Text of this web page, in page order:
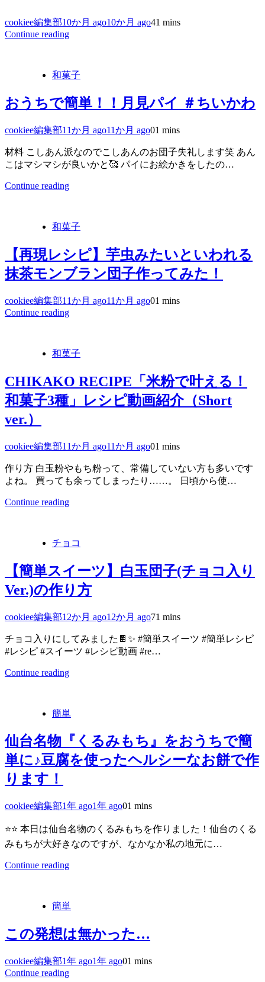
cookiee編集部10か月 ago10か月 ago41 mins
Continue reading
和菓子
おうちで簡単！！月見パイ ＃ちいかわ
cookiee編集部11か月 ago11か月 ago01 mins
材料 こしあん派なのでこしあんのお団子失礼します笑 あん
こはマシマシが良いかと🥰 パイにお絵かきをしたの…
Continue reading
和菓子
【再現レシピ】芋虫みたいといわれる
抹茶モンブラン団子作ってみた！
cookiee編集部11か月 ago11か月 ago01 mins
Continue reading
和菓子
CHIKAKO RECIPE「米粉で叶える！
和菓子3種」レシピ動画紹介（Short
ver.）
cookiee編集部11か月 ago11か月 ago01 mins
作り方 白玉粉やもち粉って、常備していない方も多いです
よね。 買っても余ってしまったり……。 日頃から使…
Continue reading
チョコ
【簡単スイーツ】白玉団子(チョコ入り
Ver.)の作り方
cookiee編集部12か月 ago12か月 ago71 mins
チョコ入りにしてみました🍫✨️ #簡単スイーツ #簡単レシピ
#レシピ #スイーツ #レシピ動画 #re…
Continue reading
簡単
仙台名物『くるみもち』をおうちで簡
単に♪豆腐を使ったヘルシーなお餅で作
ります！
cookiee編集部1年 ago1年 ago01 mins
⭐️⭐️ 本日は仙台名物のくるみもちを作りました！仙台のくる
みもちが大好きなのですが、なかなか私の地元に…
Continue reading
簡単
この発想は無かった…
cookiee編集部1年 ago1年 ago01 mins
Continue reading